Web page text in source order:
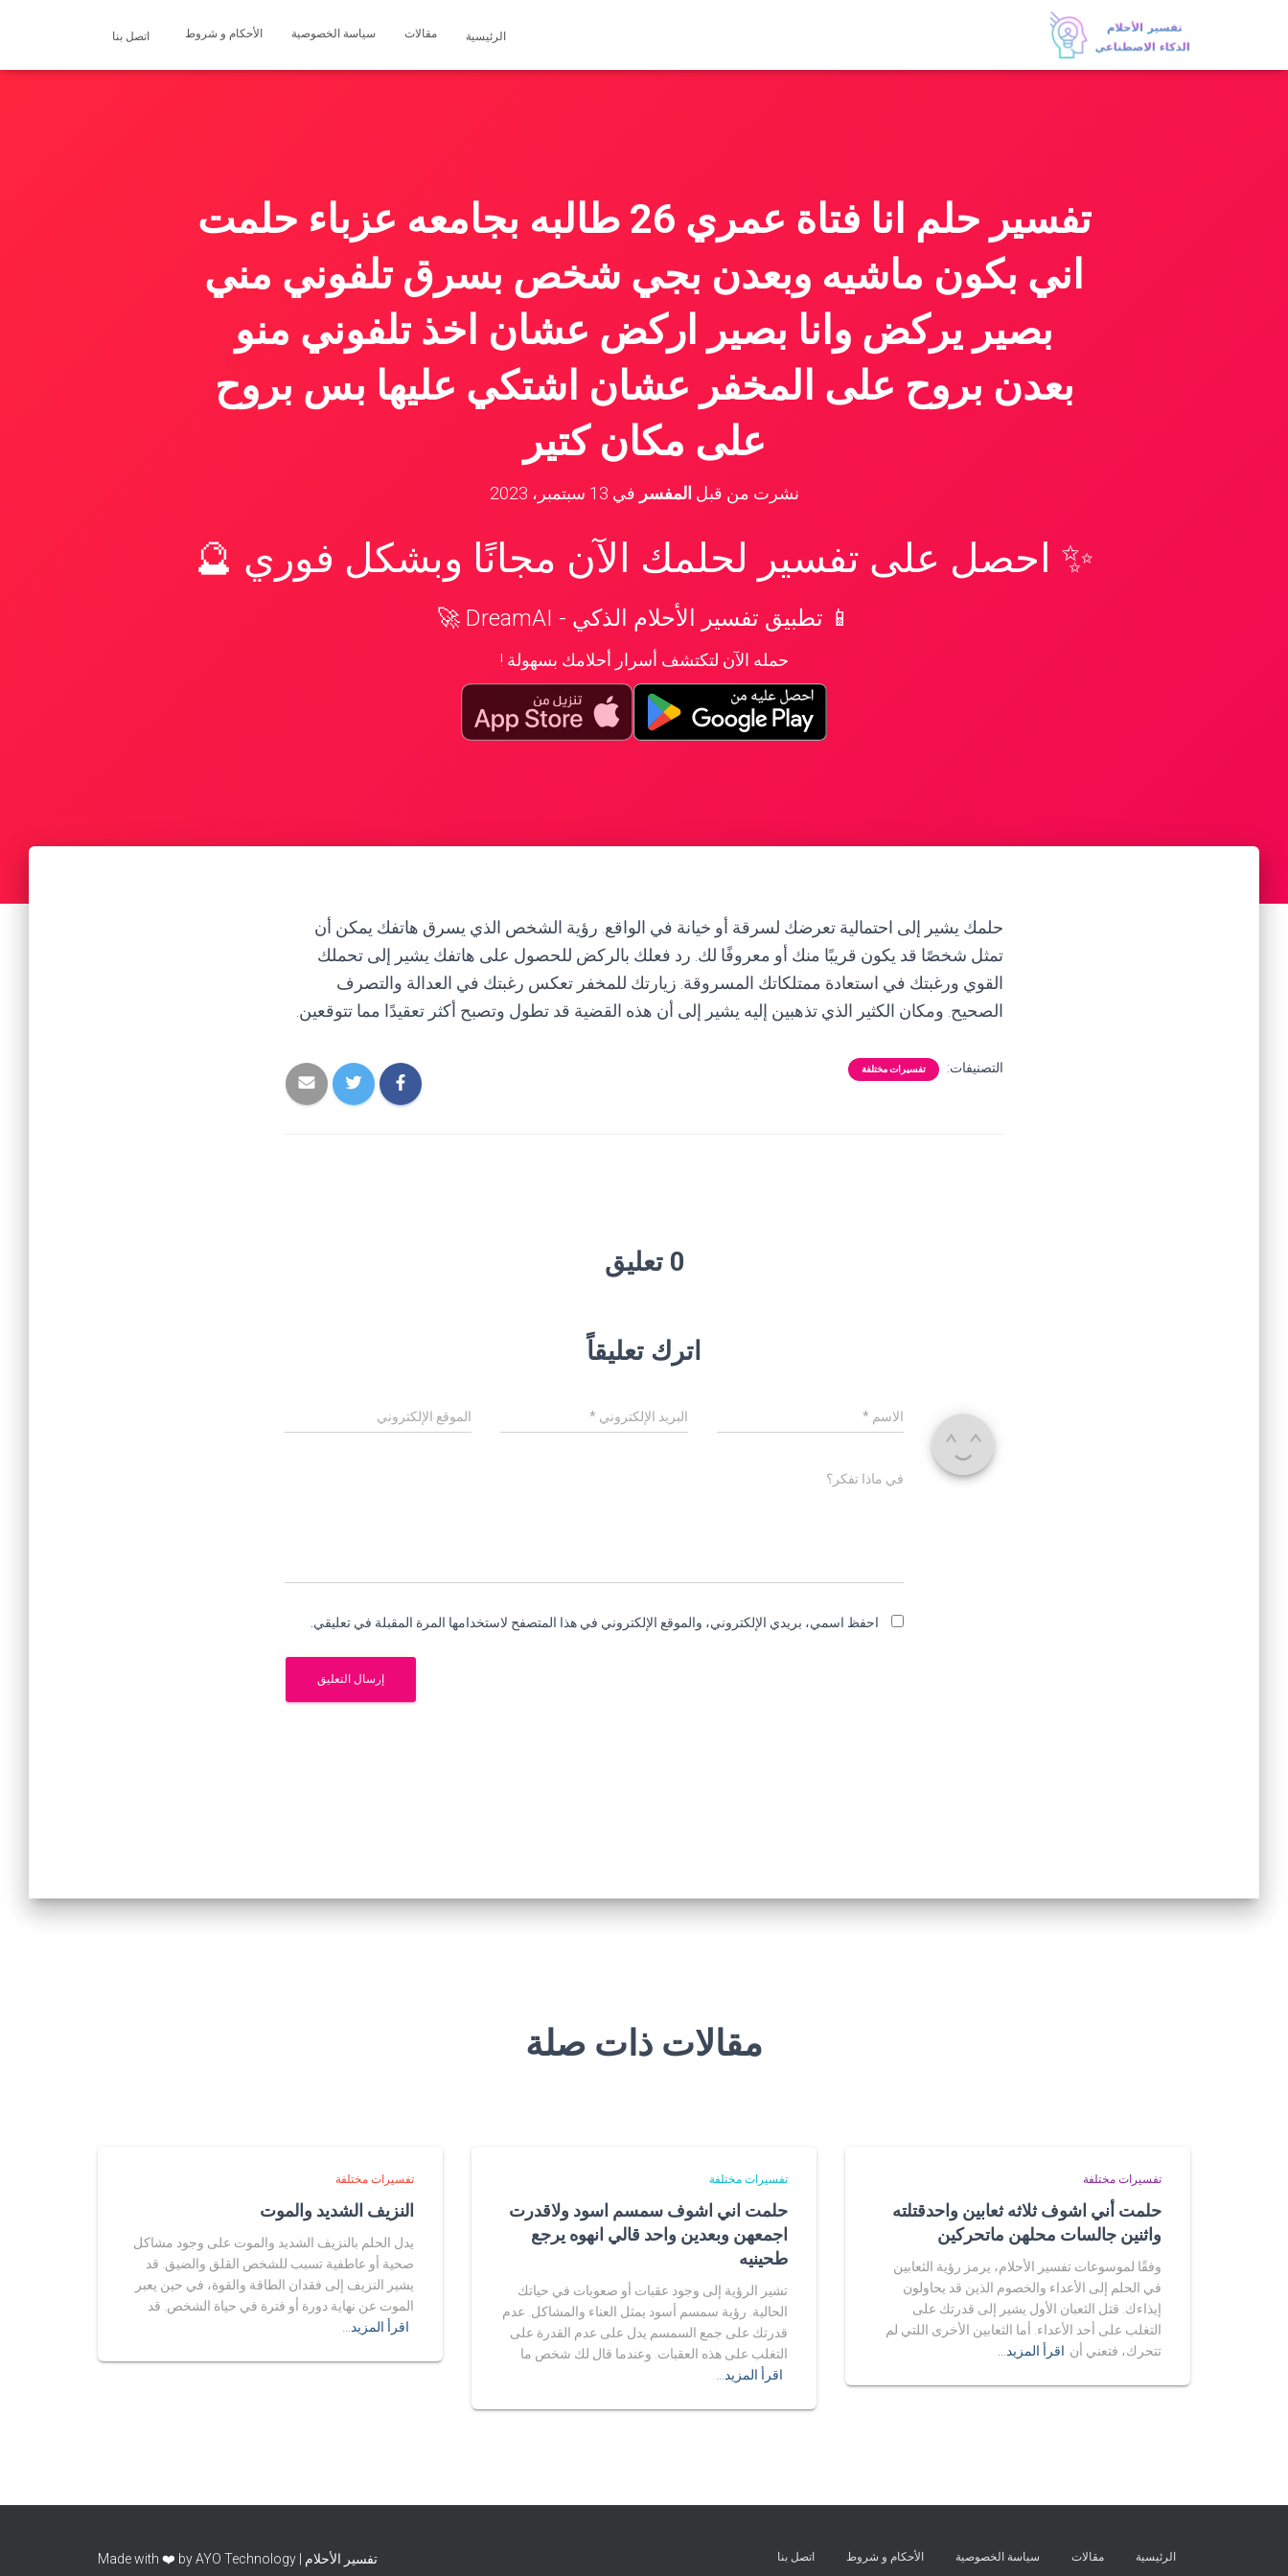
الرئيسية مقالات سياسة الخصوصية الأحكام و شروط اتصل بنا
تفسير حلم انا فتاة عمري 26 طالبه بجامعه عزباء حلمت
اني بكون ماشيه وبعدن بجي شخص بسرق تلفوني مني
بصير يركض وانا بصير اركض عشان اخذ تلفوني منو
بعدن بروح على المخفر عشان اشتكي عليها بس بروح
على مكان كتير
نشرت من قبل المفسر في 13 سبتمبر، 2023
✨ احصل على تفسير لحلمك الآن مجانًا وبشكل فوري 🔮
📱 تطبيق تفسير الأحلام الذكي - DreamAI 🚀
حمله الآن لتكتشف أسرار أحلامك بسهولة !
حلمك يشير إلى احتمالية تعرضك لسرقة أو خيانة في الواقع. رؤية الشخص الذي يسرق هاتفك يمكن أن
تمثل شخصًا قد يكون قريبًا منك أو معروفًا لك. رد فعلك بالركض للحصول على هاتفك يشير إلى تحملك
القوي ورغبتك في استعادة ممتلكاتك المسروقة. زيارتك للمخفر تعكس رغبتك في العدالة والتصرف
الصحيح. ومكان الكثير الذي تذهبين إليه يشير إلى أن هذه القضية قد تطول وتصبح أكثر تعقيدًا مما تتوقعين.
التصنيفات: تفسيرات مختلفة
0 تعليق
اترك تعليقاً
الاسم * البريد الإلكتروني * الموقع الإلكتروني
في ماذا تفكر؟
احفظ اسمي، بريدي الإلكتروني، والموقع الإلكتروني في هذا المتصفح لاستخدامها المرة المقبلة في تعليقي.
مقالات ذات صلة
تفسيرات مختلفة
حلمت أني اشوف ثلاثه ثعابين واحدقتلته
واثنين جالسات محلهن ماتحركين
وفقًا لموسوعات تفسير الأحلام، يرمز رؤية الثعابين
في الحلم إلى الأعداء والخصوم الذين قد يحاولون
إيذاءك. قتل الثعبان الأول يشير إلى قدرتك على
التغلب على أحد الأعداء. أما الثعابين الأخرى اللتي لم
تتحرك، فتعني أن اقرأ المزيد…
تفسيرات مختلفة
حلمت اني اشوف سمسم اسود ولاقدرت
اجمعهن وبعدين واحد قالي انهوه يرجع
طحينيه
تشير الرؤية إلى وجود عقبات أو صعوبات في حياتك
الحالية. رؤية سمسم أسود يمثل العناء والمشاكل. عدم
قدرتك على جمع السمسم يدل على عدم القدرة على
التغلب على هذه العقبات. وعندما قال لك شخص ما
اقرأ المزيد…
تفسيرات مختلفة
النزيف الشديد والموت
يدل الحلم بالنزيف الشديد والموت على وجود مشاكل
صحية أو عاطفية تسبب للشخص القلق والضيق. قد
يشير النزيف إلى فقدان الطاقة والقوة، في حين يعبر
الموت عن نهاية دورة أو فترة في حياة الشخص. قد
اقرأ المزيد…
الرئيسية مقالات سياسة الخصوصية الأحكام و شروط اتصل بنا تفسير الأحلام | Made with ❤️ by AYO Technology